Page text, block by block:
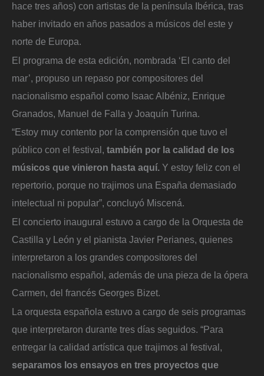
hace tres años) con artistas de la península Ibérica, tras
haber invitado en años pasados a músicos del este y
norte de Europa.
El programa de esta edición, nombrada ‘El canto del
mar’, propuso un repaso por compositores del
nacionalismo español como Isaac Albéniz, Enrique
Granados, Manuel de Falla y Joaquín Turina.
“Estoy muy contento por la comprensión que tuvo el
público con el festival, también por la calidad de los
músicos que vinieron hasta aquí. Y estoy feliz con el
repertorio, porque no trajimos una España demasiado
intelectual ni popular”, concluyó Miscená.
El concierto inaugural estuvo a cargo de la Orquesta de
Castilla y León y el pianista Javier Perianes, quienes
interpretaron a los grandes compositores del
nacionalismo español, además de una pieza de la ópera
Carmen, del francés Georges Bizet.
La orquesta española estuvo a cargo de seis programas
que interpretaron durante tres días seguidos. “Para
entregar la calidad artística que trajimos al festival,
separamos los ensayos en tres proyectos que